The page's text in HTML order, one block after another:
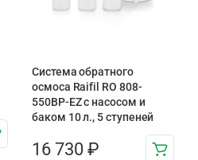
Система обратного
осмоса Raifil RO 808-
550BP-EZ с насосом и
баком 10 л., 5 ступеней
16 730 ₽